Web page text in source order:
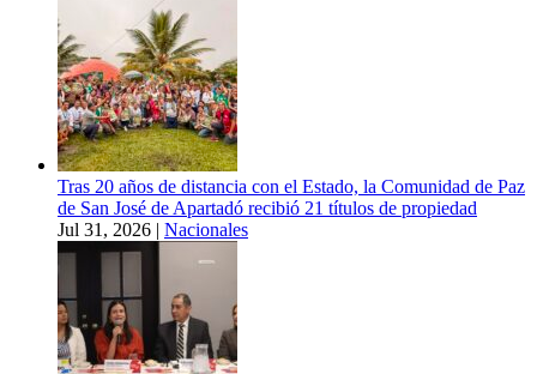
Tras 20 años de distancia con el Estado, la Comunidad de Paz
de San José de Apartadó recibió 21 títulos de propiedad
Jul 31, 2026 | Nacionales